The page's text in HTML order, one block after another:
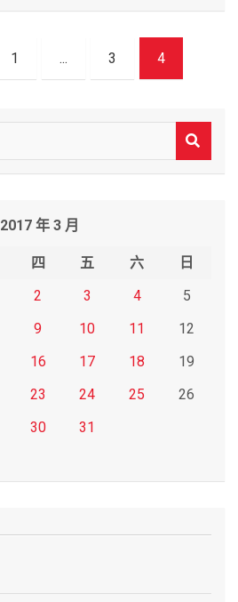
1 ... 3 4
2017 年 3 月
四 五 六
日
2 3 4
5
9 10 11
12
16 17 18
19
23 24 25
26
30
31